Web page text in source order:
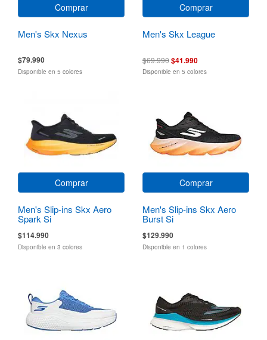
Comprar
Men's Skx Nexus
$79.990
Disponible en 5 colores
Comprar
Men's Skx League
$69.990$41.990
Disponible en 5 colores
Comprar
Men's Slip-ins Skx Aero
Spark Si
$114.990
Disponible en 3 colores
Comprar
Men's Slip-ins Skx Aero
Burst Si
$129.990
Disponible en 1 colores